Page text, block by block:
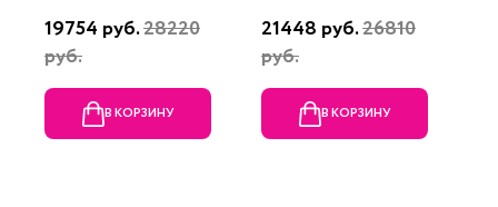
19754 руб.28220
руб.
В КОРЗИНУ
21448 руб.26810
руб.
В КОРЗИНУ